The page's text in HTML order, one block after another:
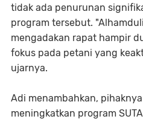
tidak ada penurunan
program tersebut.
mengadakan rapat hampir
fokus pada petani yang
ujarnya.
Adi menambahkan,
meningkatkan program